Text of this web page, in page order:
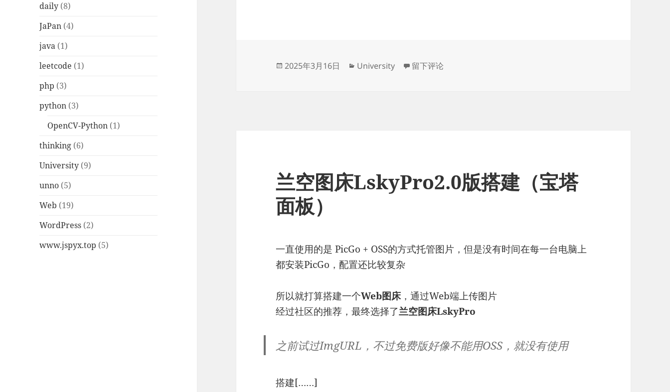
daily (8)
JaPan (4)
java (1)
leetcode (1)
php (3)
python (3)
OpenCV-Python (1)
thinking (6)
University (9)
unno (5)
Web (19)
WordPress (2)
www.jspyx.top (5)
发
2025年3月16日
分
University 于使用油猴脚本跳过中国大学mooc视频题目
留下评论
兰空图床LskyPro2.0版搭建（宝塔
面板）
一直使用的是 PicGo + OSS的方式托管图片，但是没有时间在每一台电脑上
都安装PicGo，配置还比较复杂
所以就打算搭建一个Web图床，通过Web端上传图片
经过社区的推荐，最终选择了兰空图床LskyPro
之前试过ImgURL ，不过免费版好像不能用OSS，就没有使用
搭建[……]